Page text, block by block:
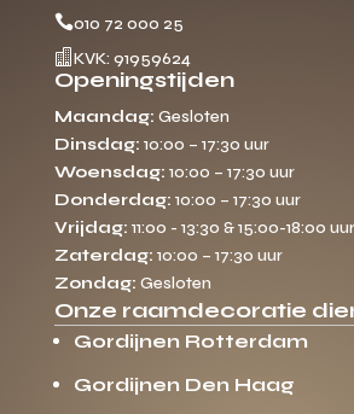
010 72 000 25
 KVK: 91959624
Openingstijden
Maandag: Gesloten
Dinsdag: 10:00 – 17:30 uur
Woensdag: 10:00 – 17:30 uur
Donderdag: 10:00 – 17:30 uur
Vrijdag: 11:00 - 13:30 & 15:00-18:00 uur
Zaterdag: 10:00 – 17:30 uur
Zondag: Gesloten
Onze raamdecoratie
Gordijnen Rotterdam
Gordijnen Den Haag